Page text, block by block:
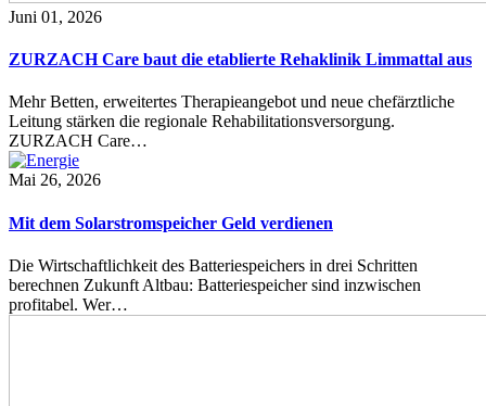
Juni 01, 2026
ZURZACH Care baut die etablierte Rehaklinik Limmattal aus
Mehr Betten, erweitertes Therapieangebot und neue chefärztliche
Leitung stärken die regionale Rehabilitationsversorgung.
ZURZACH Care…
Mai 26, 2026
Mit dem Solarstromspeicher Geld verdienen
Die Wirtschaftlichkeit des Batteriespeichers in drei Schritten
berechnen Zukunft Altbau: Batteriespeicher sind inzwischen
profitabel. Wer…